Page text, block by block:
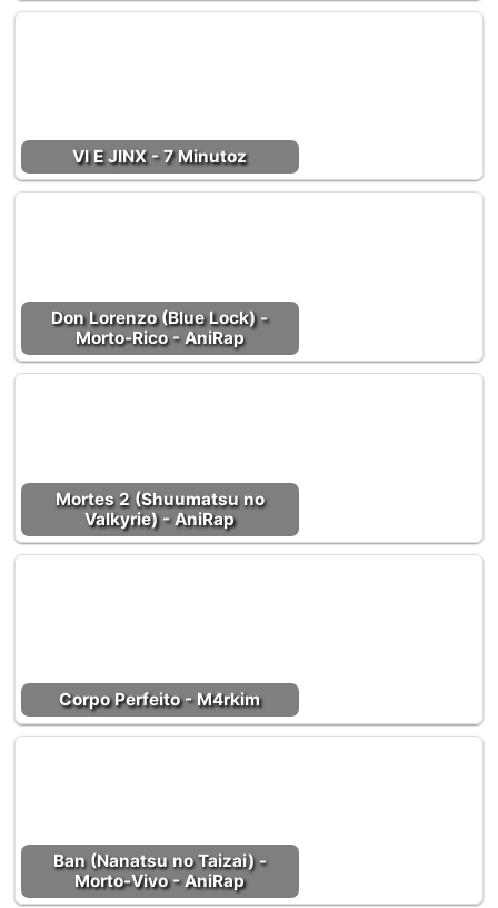
VI E JINX - 7 Minutoz
Don Lorenzo (Blue Lock) -
Morto-Rico - AniRap
Mortes 2 (Shuumatsu no
Valkyrie) - AniRap
Corpo Perfeito - M4rkim
Ban (Nanatsu no Taizai) -
Morto-Vivo - AniRap